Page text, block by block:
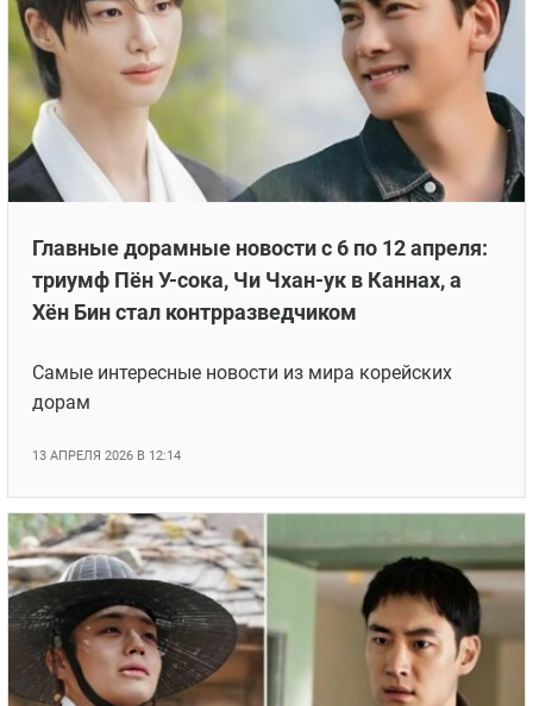
Главные дорамные новости с 6 по 12 апреля:
триумф Пён У-сока, Чи Чхан-ук в Каннах, а
Хён Бин стал контрразведчиком
Самые интересные новости из мира корейских
дорам
13 АПРЕЛЯ 2026 В 12:14